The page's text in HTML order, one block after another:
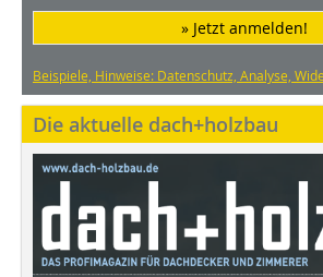
» Jetzt anmelden!
Beispiele, Hinweise: Datenschutz, Analyse,
Die aktuelle dach+holzbau